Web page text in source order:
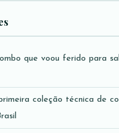
que voou ferido para
coleção técnica de